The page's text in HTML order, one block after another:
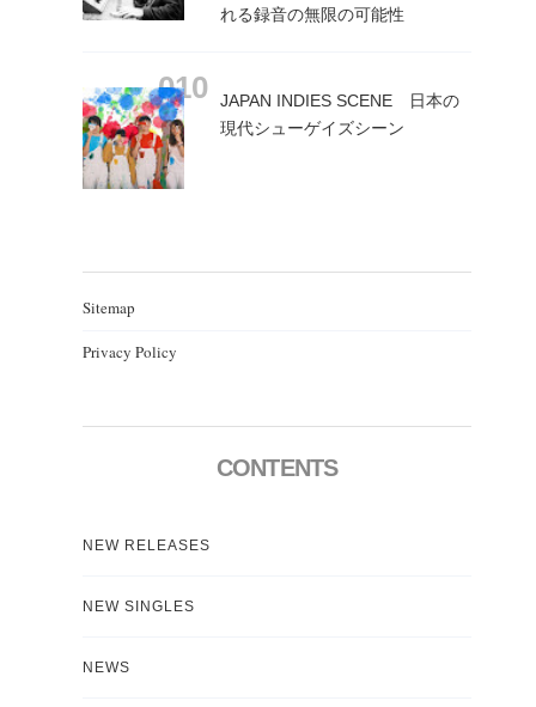
れる録音の無限の可能性
JAPAN INDIES SCENE 日本の
現代シューゲイズシーン
Sitemap
Privacy Policy
CONTENTS
NEW RELEASES
NEW SINGLES
NEWS